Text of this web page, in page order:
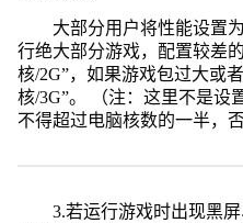
大部分用户将性能设置
行绝大部分游戏，配置较差
核/2G”，如果游戏包过大或
核/3G”。 （注：这里不是设
不得超过电脑核数的一半，
3.若运行游戏时出现黑